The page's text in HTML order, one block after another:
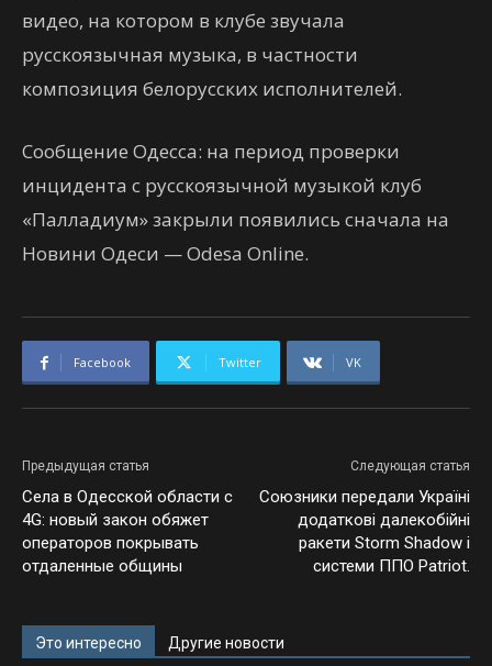
видео, на котором в клубе звучала
русскоязычная музыка, в частности
композиция белорусских исполнителей.
Сообщение Одесса: на период проверки
инцидента с русскоязычной музыкой клуб
«Палладиум» закрыли появились сначала на
Новини Одеси — Odesa Online.
Facebook Twitter VK
Предыдущая статья
Села в Одесской области с
4G: новый закон обяжет
операторов покрывать
отдаленные общины
Следующая статья
Союзники передали Україні
додаткові далекобійні
ракети Storm Shadow і
системи ППО Patriot.
Это интересно Другие новости